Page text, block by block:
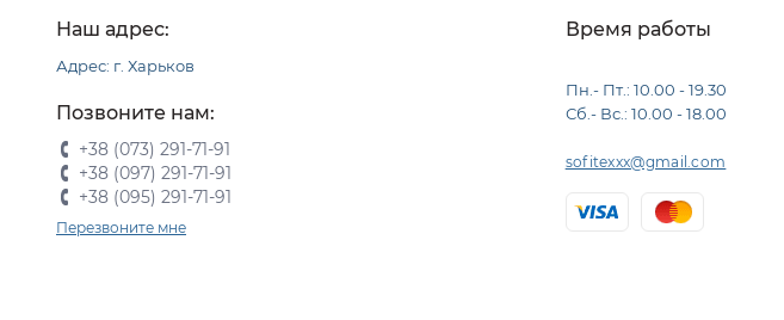
Наш адрес:
Адрес: г. Харьков
Позвоните нам:
+38 (073) 291-71-91
+38 (097) 291-71-91
+38 (095) 291-71-91
Перезвоните мне
Время работы
Пн.- Пт.: 10.00 - 19.30
Сб.- Вс.: 10.00 - 18.00
sofitexxx@gmail.com